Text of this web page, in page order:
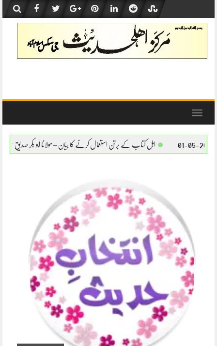
content
Toggle
اہل کتاب کے برتن استعمال کرنے کا بیان – مولانا ابو بکر صدیق حفظہ اللہ اہل کتاب کے